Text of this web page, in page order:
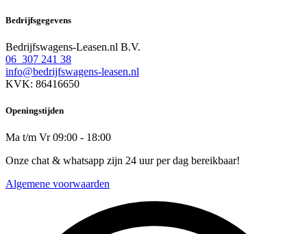
Bedrijfsgegevens
Bedrijfswagens-Leasen.nl B.V.
06 307 241 38
info@bedrijfswagens-leasen.nl
KVK: 86416650
Openingstijden
Ma t/m Vr 09:00 - 18:00
Onze chat & whatsapp zijn 24 uur per dag bereikbaar!
Algemene voorwaarden